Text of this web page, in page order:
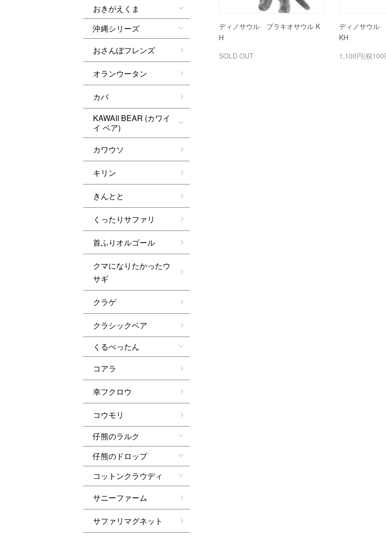
ディノサウル ブラキオサウル K
H
SOLD OUT
ディノサウル
KH
1,100円(税100
おきがえくま
沖縄シリーズ
おさんぽフレンズ
オランウータン
カバ
KAWAII BEAR (カワイ
イ ベア)
カワウソ
キリン
きんとと
くったりサファリ
首ふりオルゴール
クマになりたかったウ
サギ
クラゲ
クラシックベア
くるぺったん
コアラ
幸フクロウ
コウモリ
仔熊のラルク
仔熊のドロップ
コットンクラウディ
サニーファーム
サファリマグネット